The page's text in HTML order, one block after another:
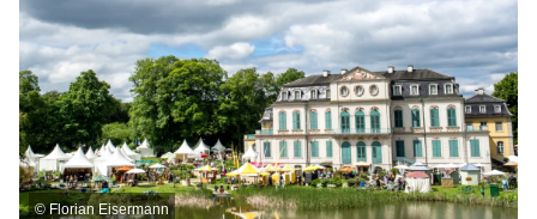
© Florian Eisermann